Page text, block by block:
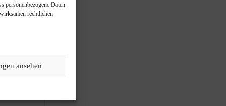
personenbezogene Daten
rechtlichen
ansehen